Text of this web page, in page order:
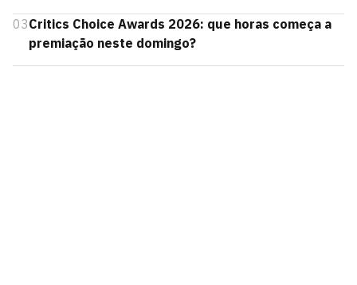
03Critics Choice Awards 2026: que horas começa a
premiação neste domingo?